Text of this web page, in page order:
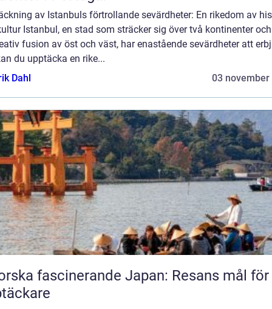
av Istanbuls förtrollande sevärdheter: En rikedom av
Istanbul, en stad som sträcker sig över två kontinenter
fusion av öst och väst, har enastående sevärdheter att
du upptäcka en rike...
Dahl
03 november
fascinerande Japan: Resans mål för